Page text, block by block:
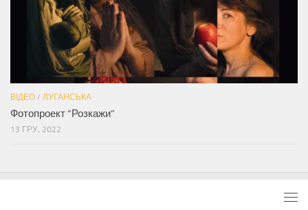
ВІДЕО / ЛУГАНСЬКА
Фотопроект “Розкажи”
13 ГРУ, 2022